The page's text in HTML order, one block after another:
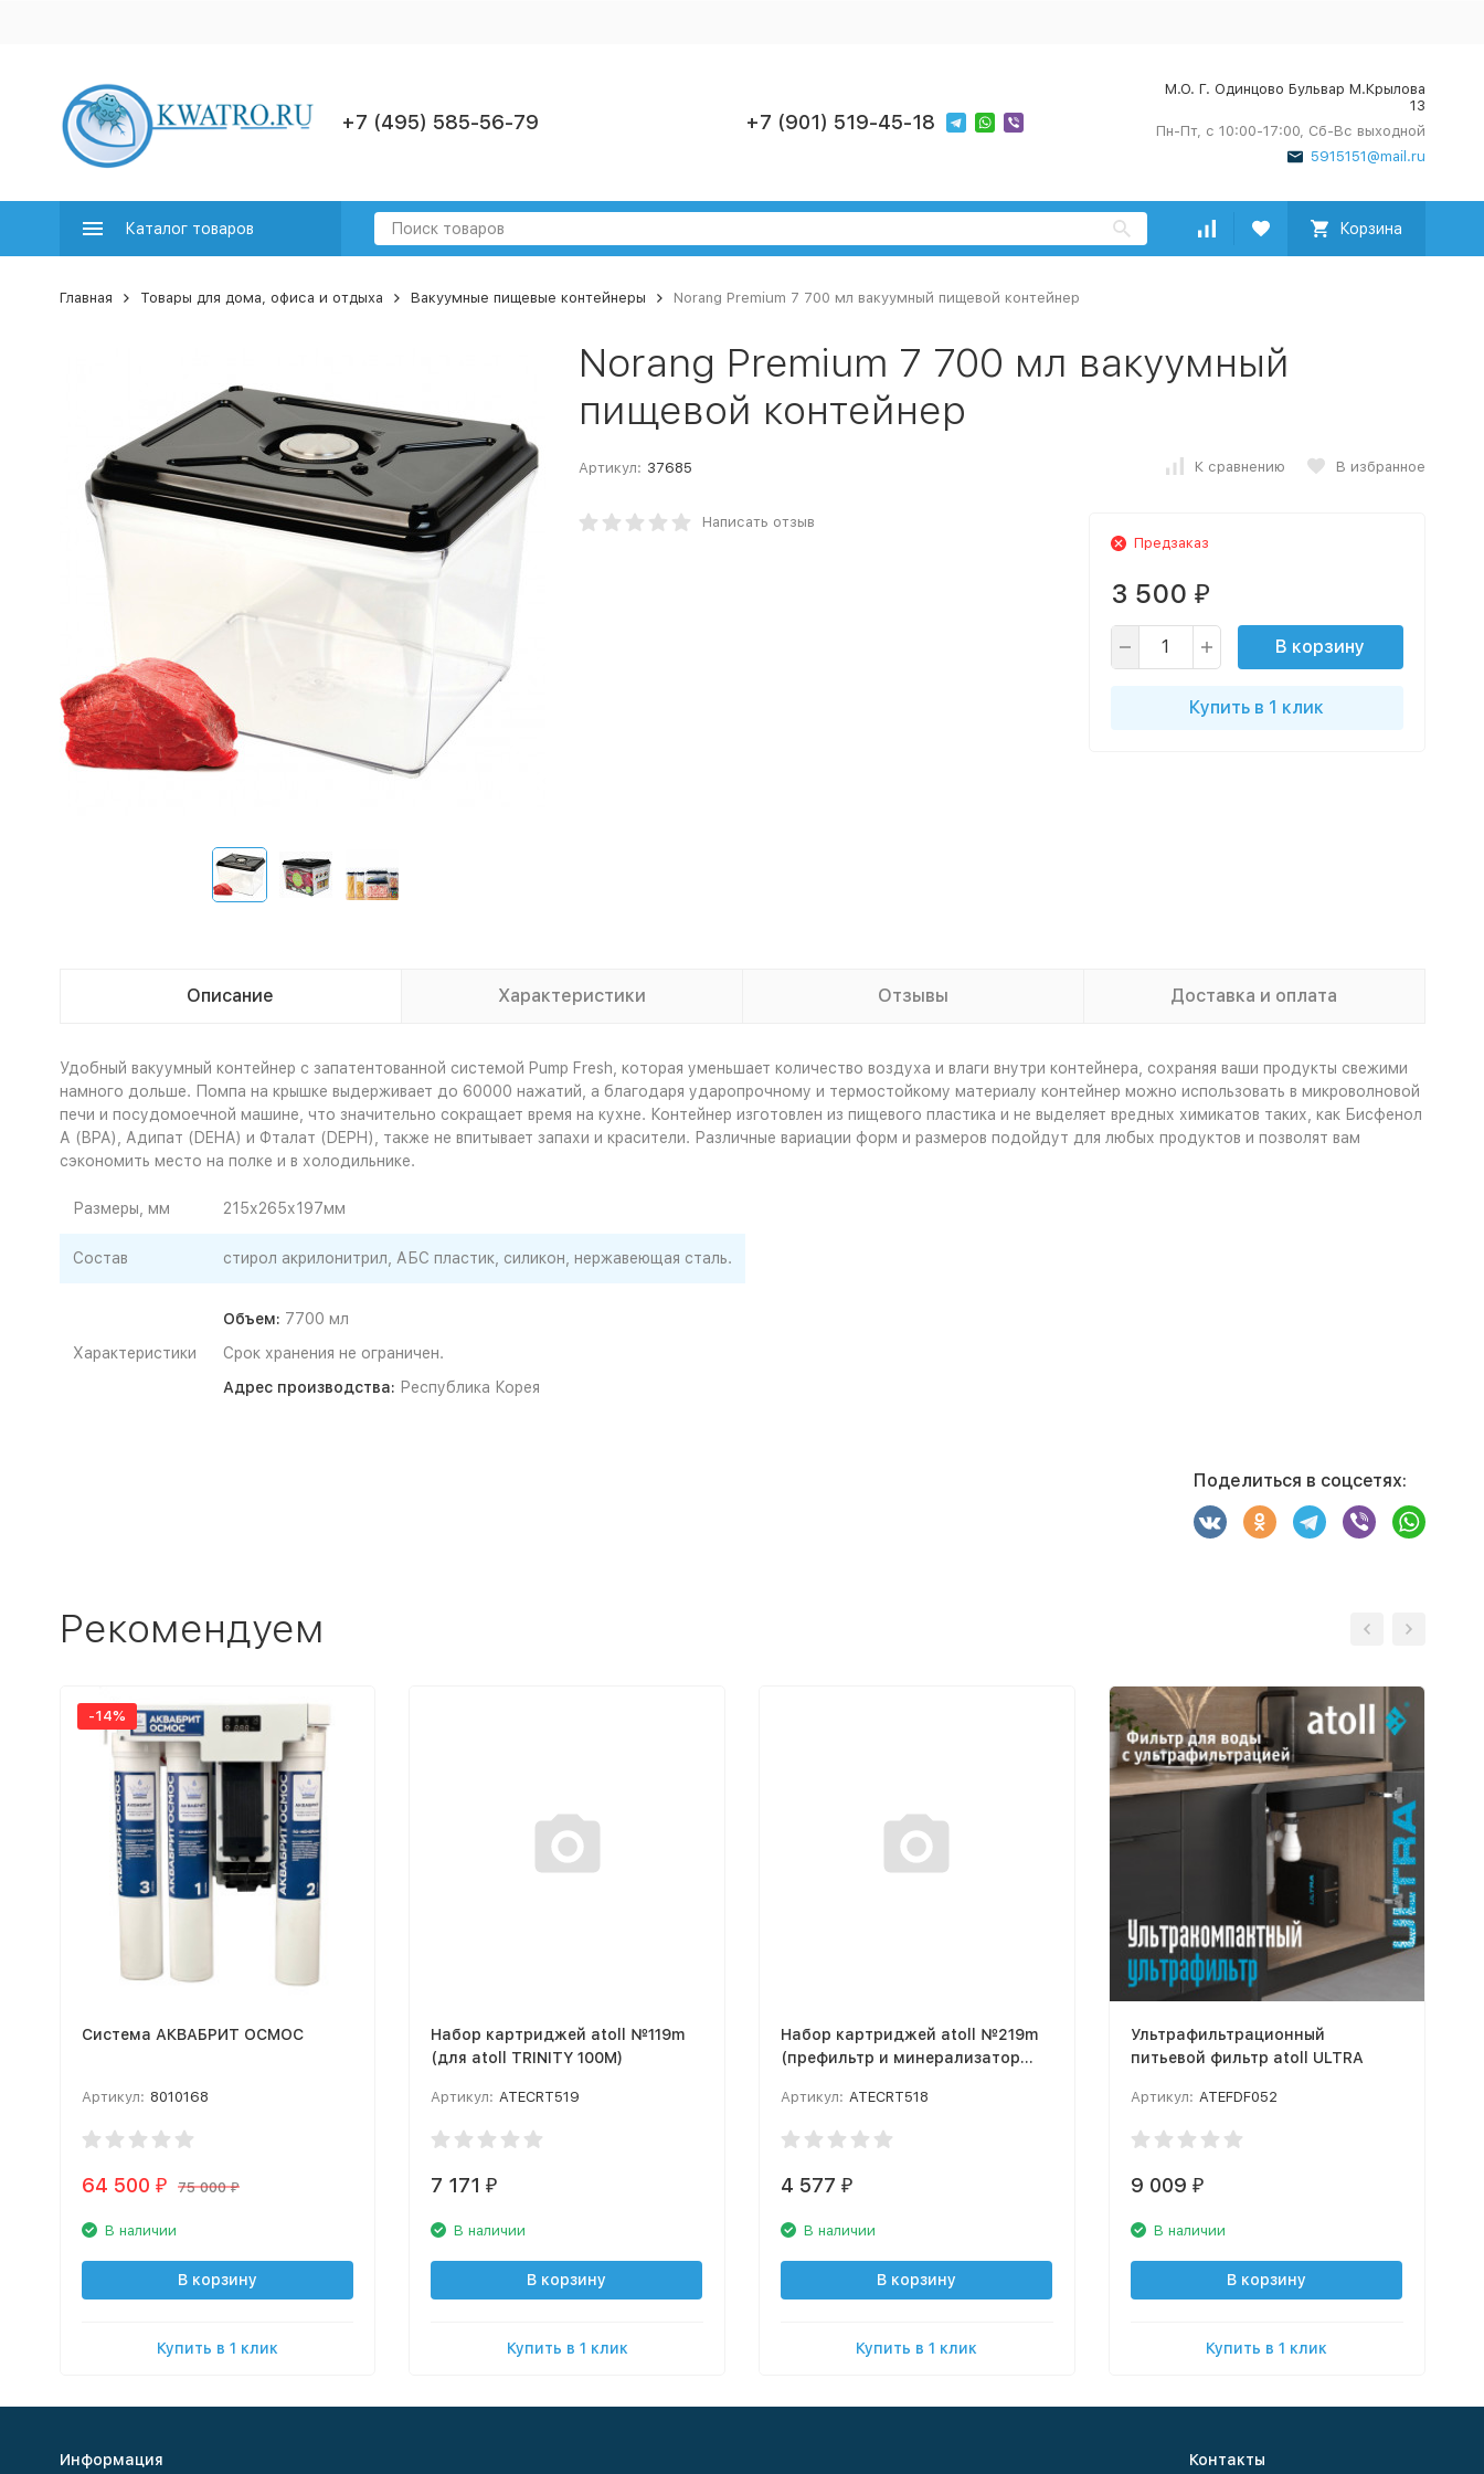
+7 (495) 585-56-79 +7 (901) 519-45-18
М.О. Г. Одинцово Бульвар М.Крылова
13
Пн-Пт, с 10:00-17:00, Сб-Вс выходной
5915151@mail.ru
Каталог товаров Корзина
Главная Товары для дома, офиса и отдыха Вакуумные пищевые контейнеры Norang Premium 7 700 мл вакуумный пищевой контейнер
Norang Premium 7 700 мл вакуумный
пищевой контейнер
Артикул: 37685 К сравнению В избранное
Написать отзыв
Предзаказ
3 500 ₽
В корзину
Купить в 1 клик
Описание Характеристики Отзывы Доставка и оплата
Удобный вакуумный контейнер с запатентованной системой Pump Fresh, которая уменьшает количество воздуха и влаги внутри контейнера, сохраняя ваши продукты свежими
намного дольше. Помпа на крышке выдерживает до 60000 нажатий, а благодаря ударопрочному и термостойкому материалу контейнер можно использовать в микроволновой
печи и посудомоечной машине, что значительно сокращает время на кухне. Контейнер изготовлен из пищевого пластика и не выделяет вредных химикатов таких, как Бисфенол
А (BPA), Адипат (DEHA) и Фталат (DEPH), также не впитывает запахи и красители. Различные вариации форм и размеров подойдут для любых продуктов и позволят вам
сэкономить место на полке и в холодильнике.
Размеры, мм 215х265х197мм
Состав стирол акрилонитрил, АБС пластик, силикон, нержавеющая сталь.
Характеристики
Объем: 7700 мл
Срок хранения не ограничен.
Адрес производства: Республика Корея
Поделиться в соцсетях:
Рекомендуем
-14%
Система АКВАБРИТ ОСМОС
Артикул: 8010168
64 500 ₽ 75 000 ₽
В наличии
В корзину
Купить в 1 клик
Набор картриджей atoll №119m
(для atoll TRINITY 100M)
Артикул: ATECRT519
7 171 ₽
В наличии
В корзину
Купить в 1 клик
Набор картриджей atoll №219m
(префильтр и минерализатор
Артикул: ATECRT518
4 577 ₽
В наличии
В корзину
Купить в 1 клик
Ультрафильтрационный
питьевой фильтр atoll ULTRA
Артикул: ATEFDF052
9 009 ₽
В наличии
В корзину
Купить в 1 клик
Информация Контакты